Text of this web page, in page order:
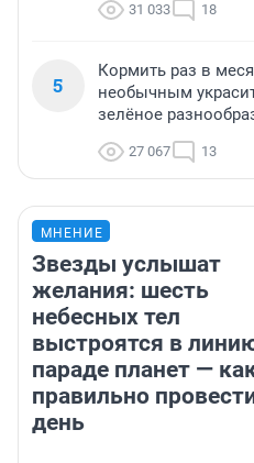
31 033 18
5
Кормить раз в
необычным
зелёное
27 067 13
МНЕНИЕ
Звезды услышат
желания: шесть
небесных тел
выстроятся в
параде планет —
правильно
день